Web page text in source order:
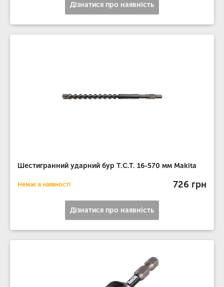
Дізнатися про наявність
Шестигранний ударний бур T.C.T. 16-570 мм Makita
Немає в наявності 726 грн
Дізнатися про наявність